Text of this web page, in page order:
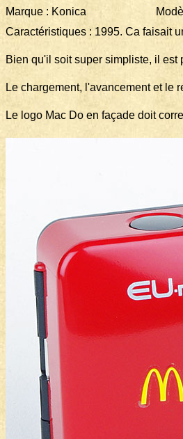
Marque : Konica Modèle :
Caractéristiques : 1995. Ca faisait
Bien qu'il soit super simpliste, il
Le chargement, l'avancement et le
Le logo Mac Do en façade doit